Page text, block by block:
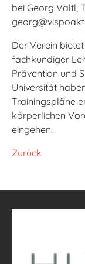
bei Georg Valtl,
Der Verein
fachkundiger
Prävention und
Universität
Trainingspläne
körperlichen
eingehen.
Zurück